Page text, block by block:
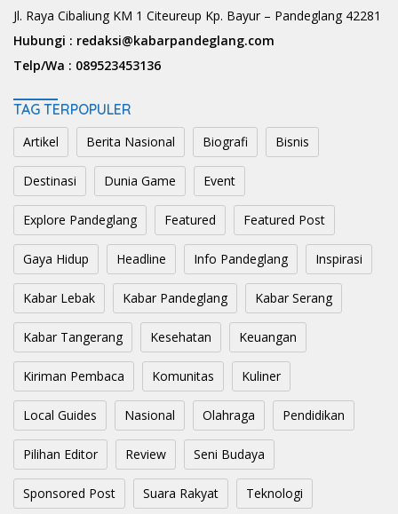
Jl. Raya Cibaliung KM 1 Citeureup Kp. Bayur – Pandeglang 42281
Hubungi : redaksi@kabarpandeglang.com
Telp/Wa : 089523453136
TAG TERPOPULER
Artikel Berita Nasional Biografi Bisnis
Destinasi Dunia Game Event
Explore Pandeglang Featured Featured Post
Gaya Hidup Headline Info Pandeglang Inspirasi
Kabar Lebak Kabar Pandeglang Kabar Serang
Kabar Tangerang Kesehatan Keuangan
Kiriman Pembaca Komunitas Kuliner
Local Guides Nasional Olahraga Pendidikan
Pilihan Editor Review Seni Budaya
Sponsored Post Suara Rakyat Teknologi